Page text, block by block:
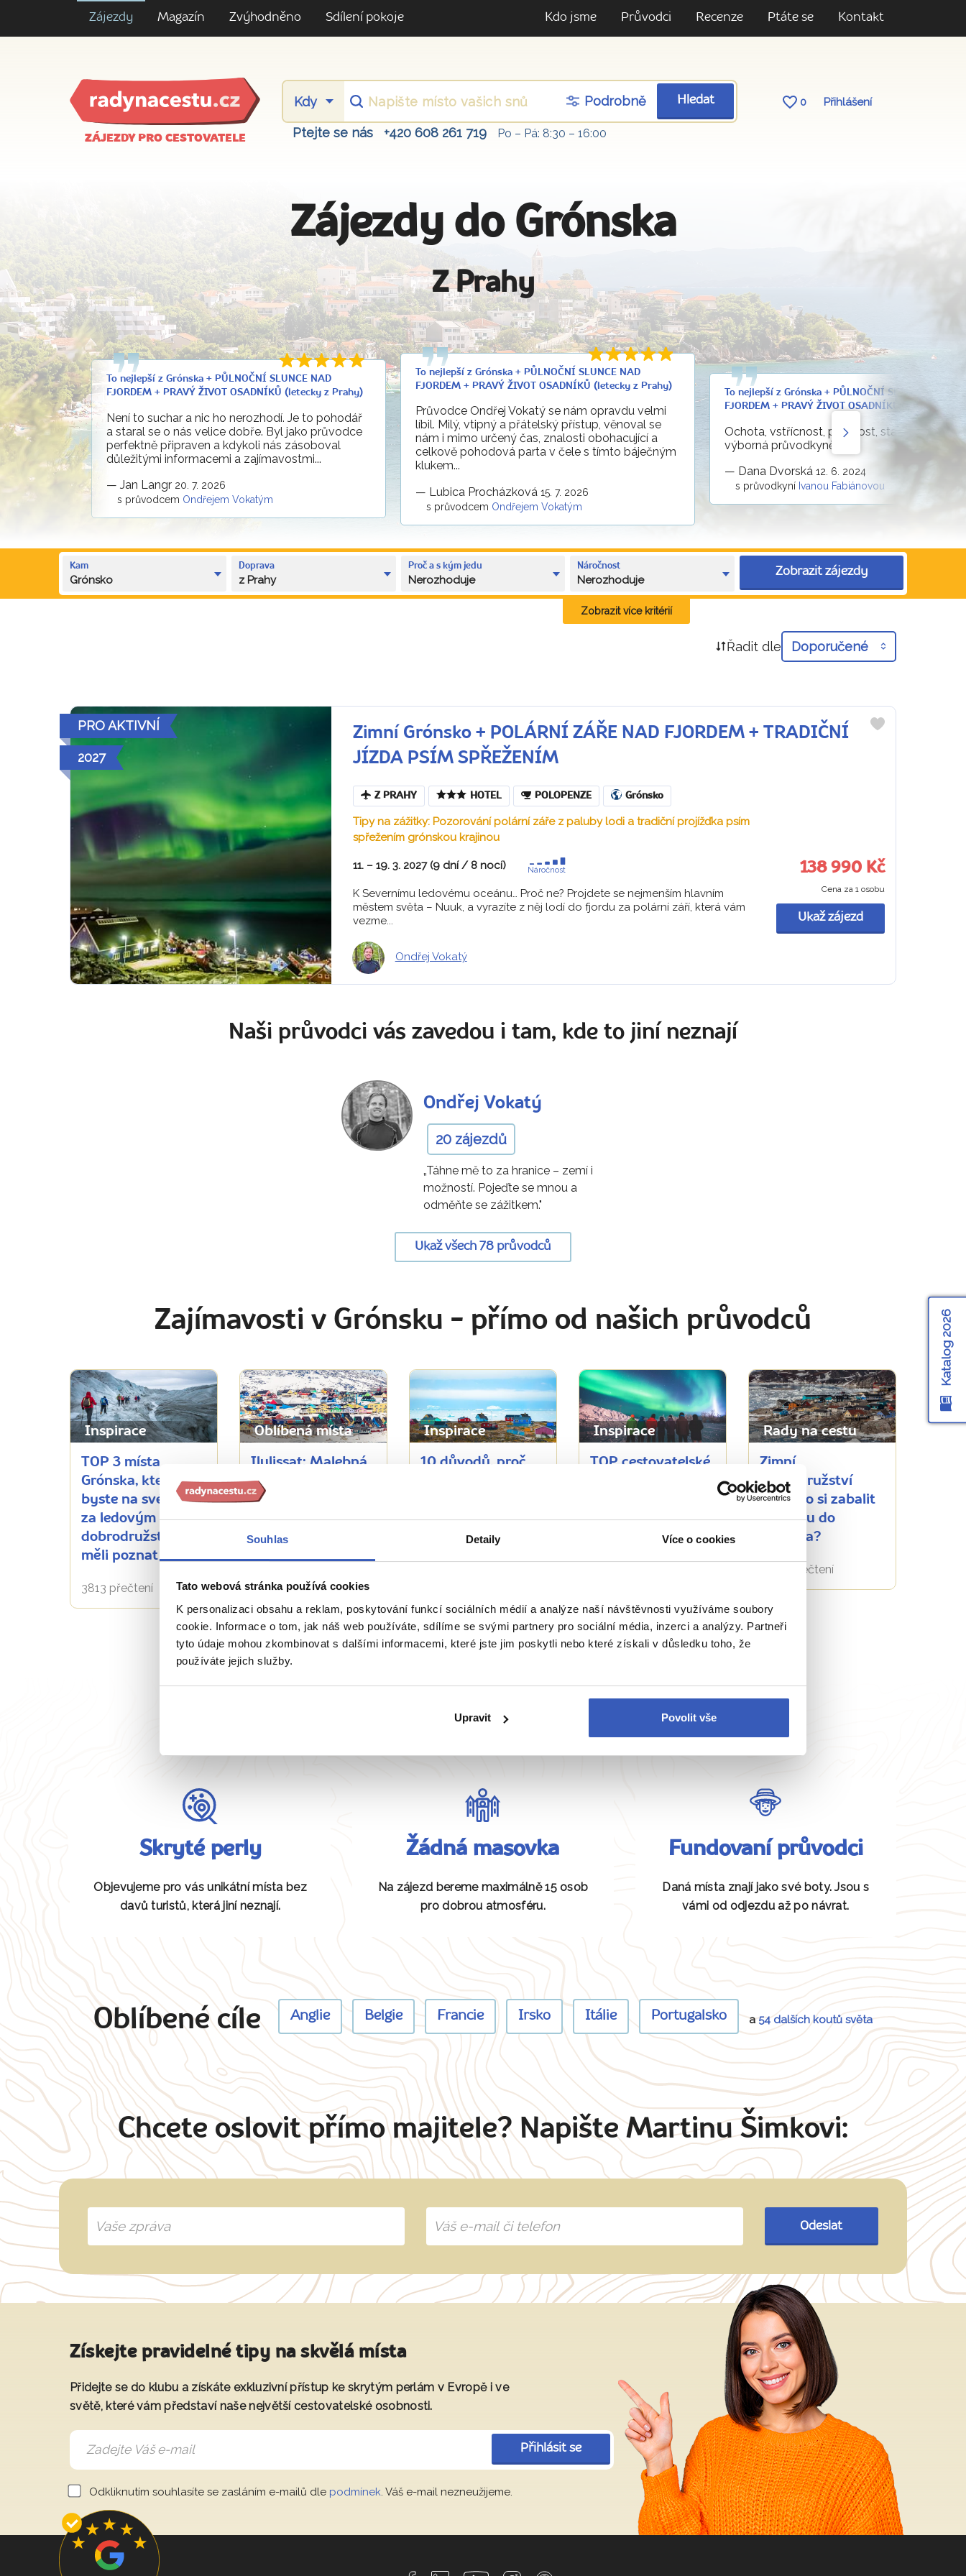
Souhlas Detaily Více o cookies
Tato webová stránka používá cookies
K personalizaci obsahu a reklam, poskytování funkcí sociálních médií a analýze naší návštěvnosti využíváme soubory
cookie. Informace o tom, jak náš web používáte, sdílíme se svými partnery pro sociální média, inzerci a analýzy. Partneři
tyto údaje mohou zkombinovat s dalšími informacemi, které jste jim poskytli nebo které získali v důsledku toho, že
používáte jejich služby.
Upravit Povolit vše
Zájezdy Magazín Zvýhodněno Sdílení pokoje Kdo jsme Průvodci Recenze Ptáte se Kontakt
ZÁJEZDY PRO CESTOVATELE
Podrobně Hledat 0 Přihlášení
Ptejte se nás +420 608 261 719 Po – Pá: 8:30 – 16:00
Zájezdy do Grónska
Z Prahy
To nejlepší z Grónska + PŮLNOČNÍ SLUNCE NAD
FJORDEM + PRAVÝ ŽIVOT OSADNÍKŮ (letecky z Prahy)
Není to suchar a nic ho nerozhodí. Je to pohodář
a staral se o nás velice dobře. Byl jako průvodce
perfektně připraven a kdykoli nás zásoboval
důležitými informacemi a zajímavostmi...
— Jan Langr 20. 7. 2026
s průvodcem Ondřejem Vokatým
To nejlepší z Grónska + PŮLNOČNÍ SLUNCE NAD
FJORDEM + PRAVÝ ŽIVOT OSADNÍKŮ (letecky z Prahy)
Průvodce Ondřej Vokatý se nám opravdu velmi
líbil. Milý, vtipný a přátelský přístup, věnoval se
nám i mimo určený čas, znalosti obohacující a
celkově pohodová parta v čele s tímto báječným
klukem...
— Lubica Procházková 15. 7. 2026
s průvodcem Ondřejem Vokatým
To nejlepší z Grónska + PŮLNOČNÍ SLUNCE NAD
FJORDEM + PRAVÝ ŽIVOT OSADNÍKŮ (letecky z
Ochota, vstřícnost, přesnost, starostlivost -
výborná průvodkyně.
— Dana Dvorská 12. 6. 2024
s průvodkyní Ivanou Fabiánovou
Kam
Grónsko
Doprava
z Prahy
Proč a s kým jedu
Nerozhoduje
Náročnost
Nerozhoduje
Zobrazit zájezdy
Zobrazit více kritérií
Řadit dle Doporučené
PRO AKTIVNÍ
2027
Zimní Grónsko + POLÁRNÍ ZÁŘE NAD FJORDEM + TRADIČNÍ
JÍZDA PSÍM SPŘEŽENÍM
Z PRAHY HOTEL POLOPENZE Grónsko
Tipy na zážitky: Pozorování polární záře z paluby lodi a tradiční projížďka psím
spřežením grónskou krajinou
11. – 19. 3. 2027 (9 dní / 8 nocí) Náročnost
K Severnímu ledovému oceánu… Proč ne? Projdete se nejmenším hlavním
městem světa – Nuuk, a vyrazíte z něj lodí do fjordu za polární září, která vám
vezme...
Ondřej Vokatý
138 990 Kč
Cena za 1 osobu
Ukaž zájezd
Naši průvodci vás zavedou i tam, kde to jiní neznají
Ondřej Vokatý
20 zájezdů
„Táhne mě to za hranice – zemí i
možností. Pojeďte se mnou a
odměňte se zážitkem."
Ukaž všech 78 průvodců
Zajímavosti v Grónsku - přímo od našich průvodců
Inspirace
TOP 3 místa
Grónska, která
byste na své cestě
za ledovým
dobrodružstvím
měli poznat
3813 přečtení
Oblíbená místa
Ilulissat: Malebná
perla Grónska plná
ledových královen
4516 přečtení
Inspirace
10 důvodů, proč
Grónska: ledovce,
Inuité, pozorování
6632 přečtení
Inspirace
TOP cestovatelské
tropy, procházejte
se podzemím,
7272 přečtení
Rady na cestu
Zimní
dobrodružství
čeká: Co si zabalit
na cestu do
Grónska?
3854 přečtení
Naše péče nezná hranice
Skryté perly
Objevujeme pro vás unikátní místa bez
davů turistů, která jiní neznají.
Žádná masovka
Na zájezd bereme maximálně 15 osob
pro dobrou atmosféru.
Fundovaní průvodci
Daná místa znají jako své boty. Jsou s
vámi od odjezdu až po návrat.
Oblíbené cíle Anglie Belgie Francie Irsko Itálie Portugalsko a54 dalších koutů světa
Chcete oslovit přímo majitele? Napište Martinu Šimkovi:
Odeslat
Získejte pravidelné tipy na skvělá místa
Přidejte se do klubu a získáte exkluzivní přístup ke skrytým perlám v Evropě i ve
světě, které vám představí naše největší cestovatelské osobnosti.
Přihlásit se
Odkliknutím souhlasíte se zasláním e-mailů dle podmínek. Váš e-mail nezneužijeme.
Katalog 2026